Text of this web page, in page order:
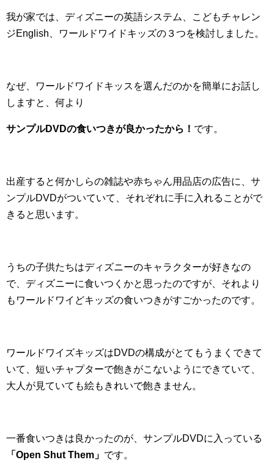
我が家では、ディズニーの英語システム、こどもチャレン
ジEnglish、ワールドワイドキッズの３つを検討しました。
なぜ、ワールドワイドキッスを選んだのかを簡単にお話し
しますと、何より
サンプルDVDの食いつきが良かったから！ です。
出産すると何かしらの雑誌や赤ちゃん用品店の広告に、サ
ンプルDVDがついていて、それぞれに手に入れることがで
きると思います。
うちの子供たちはディズニーのキャラクターが好きなの
で、ディズニーに食いつくかと思ったのですが、それより
もワールドワイどキッズの食いつきがすごかったのです。
ワールドワイズキッズはDVDの構成がとてもうまくできて
いて、短いチャプターで飽きがこないようにできていて、
大人が見ていても絵もきれいで飽きません。
一番食いつきは良かったのが、サンプルDVDに入っている
「Open Shut Them」 です。